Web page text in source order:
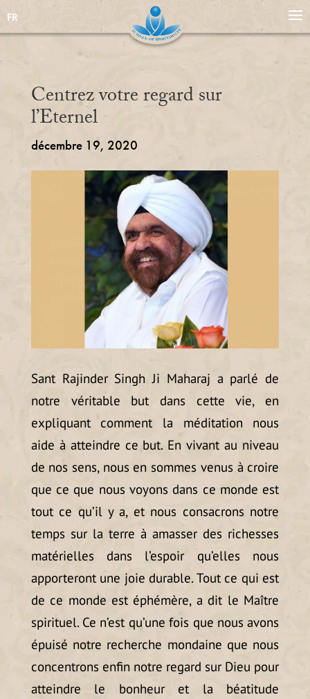
FR
Centrez votre regard sur
l’Eternel
décembre 19, 2020
Sant Rajinder Singh Ji Maharaj a parlé de
notre véritable but dans cette vie, en
expliquant comment la méditation nous
aide à atteindre ce but. En vivant au niveau
de nos sens, nous en sommes venus à croire
que ce que nous voyons dans ce monde est
tout ce qu’il y a, et nous consacrons notre
temps sur la terre à amasser des richesses
matérielles dans l’espoir qu’elles nous
apporteront une joie durable. Tout ce qui est
de ce monde est éphémère, a dit le Maître
spirituel. Ce n’est qu’une fois que nous avons
épuisé notre recherche mondaine que nous
concentrons enfin notre regard sur Dieu pour
atteindre le bonheur et la béatitude